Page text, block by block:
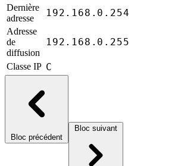
Dernière
adresse
192.168.0.254
Adresse
de
diffusion
192.168.0.255
Classe IP C
Bloc précédent